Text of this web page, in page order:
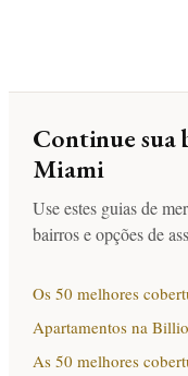
Continue sua
Miami
Use estes guias de
bairros e opções de
Os 50 melhores
Apartamentos na
As 50 melhores